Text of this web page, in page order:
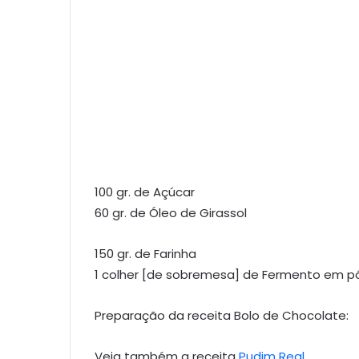
100 gr. de Açúcar
60 gr. de Óleo de Girassol
150 gr. de Farinha
1 colher [de sobremesa] de Fermento em
Preparação da receita Bolo de Chocolate: